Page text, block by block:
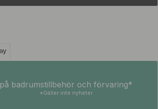
på badrumstillbehör och förvaring*
*Gäller inte nyheter